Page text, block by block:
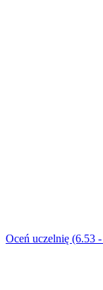
Oceń uczelnię (6.53